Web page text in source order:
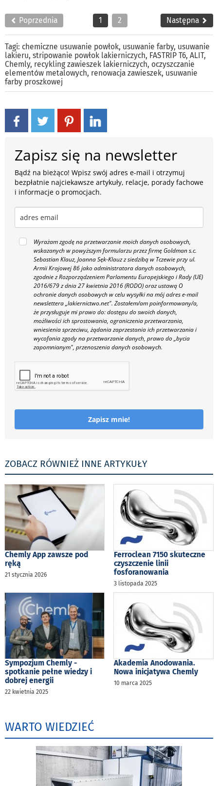
Poprzednia 1 2 Następna
Tagi: chemiczne usuwanie powłok, usuwanie farby, usuwanie
lakieru, stripowanie powłok lakierniczych, FASTRIP T6, ALIT,
Chemly, recykling zawieszek lakierniczych, oczyszczanie
elementów metalowych, renowacja zawieszek, usuwanie
farby proszkowej
Zapisz się na newsletter
Bądź na bieżąco! Wpisz swój adres e-mail i otrzymuj
bezpłatnie najciekawsze artykuły, relacje, porady fachowe
i informacje o promocjach.
Wyrażam zgodę na przetwarzanie moich danych osobowych,
wskazanych w powyższym formularzu przez firmę Goldman s.c.
Sebastian Klauz, Joanna Sęk-Klauz z siedzibą w Tczewie przy ul.
Armii Krajowej 86 jako administratora danych osobowych,
zgodnie z Rozporządzeniem Parlamentu Europejskiego i Rady (UE)
2016/679 z dnia 27 kwietnia 2016 (RODO) oraz ustawą O
ochronie danych osobowych w celu wysyłki na mój adres e-mail
newslettera „lakiernictwo.net". Zostałem/am poinformowany/a,
że przysługuje mi prawo do: dostępu do swoich danych,
możliwości ich sprostowania, ograniczenia przetwarzania,
wniesienia sprzeciwu, żądania zaprzestania ich przetwarzania i
wycofania zgody na przetwarzanie danych, prawo do „bycia
zapomnianym", przenoszenia danych osobowych.
Zapisz mnie!
ZOBACZ RÓWNIEŻ INNE ARTYKUŁY
Chemly App zawsze pod
ręką
21 stycznia 2026
Ferroclean 7150 skuteczne
czyszczenie linii
fosforanowania
3 listopada 2025
Sympozjum Chemly -
spotkanie pełne wiedzy i
dobrej energii
22 kwietnia 2025
Akademia Anodowania.
Nowa inicjatywa Chemly
10 marca 2025
WARTO WIEDZIEĆ